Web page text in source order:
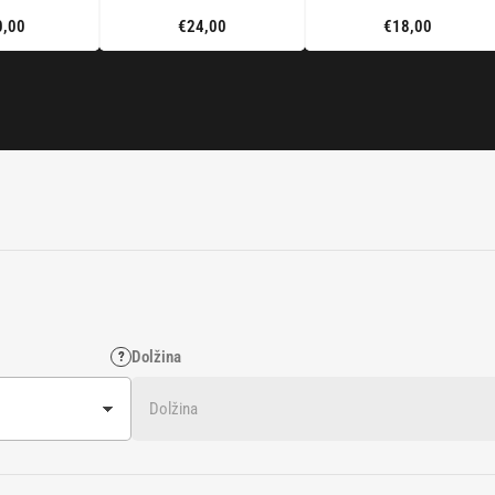
Standardna
cena
€24,00
Standardna
cena
€18,00
Dolžina